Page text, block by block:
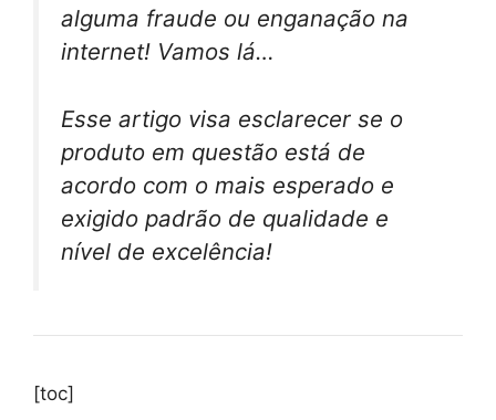
alguma fraude ou enganação na
internet! Vamos lá…
Esse artigo visa esclarecer se o
produto em questão está de
acordo com o mais esperado e
exigido padrão de qualidade e
nível de excelência!
[toc]